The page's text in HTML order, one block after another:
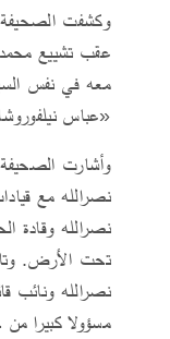
وكشفت
عقب تشييع
معه في نفس
«عباس
وأشارت
نصرالله مع
تحت الأرض.
مسؤولا كبيرا